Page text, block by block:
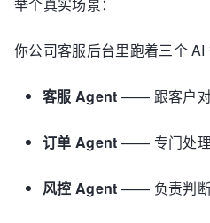
你公司客服后台里跑着三个 AI
客服 Agent —— 跟客户
订单 Agent —— 专门处理
风控 Agent —— 负责判断